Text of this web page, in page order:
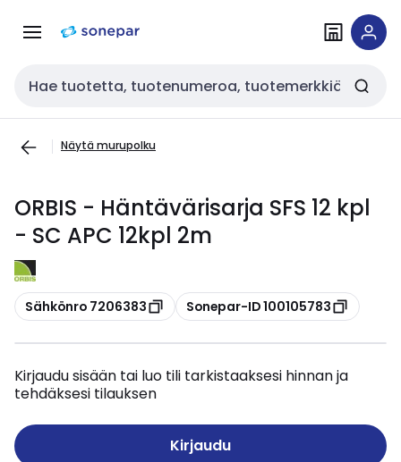
navigointiinsisältöön
Haku
Näytä murupolku
ORBIS - Häntävärisarja SFS 12 kpl
- SC APC 12kpl 2m
Kopioi
Sähkönro 7206383 Kopioi
Sonepar-ID 100105783
Kirjaudu sisään tai luo tili tarkistaaksesi hinnan ja
tehdäksesi tilauksen
Kirjaudu